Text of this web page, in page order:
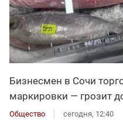
Бизнесмен в Сочи
маркировки — грозит
Общество сегодня, 12:40